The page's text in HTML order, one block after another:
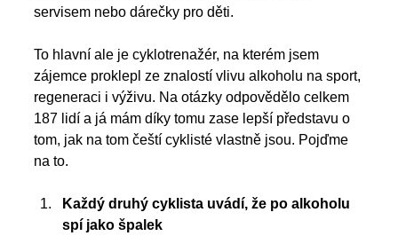
servisem nebo dárečky pro děti.
To hlavní ale je cyklotrenažér, na kterém jsem
zájemce proklepl ze znalostí vlivu alkoholu na sport,
regeneraci i výživu. Na otázky odpovědělo celkem
187 lidí a já mám díky tomu zase lepší představu o
tom, jak na tom čeští cyklisté vlastně jsou. Pojďme
na to.
Každý druhý cyklista uvádí, že po alkoholu
spí jako špalek